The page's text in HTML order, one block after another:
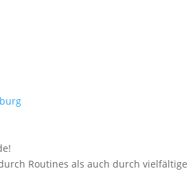
Routines als auch durch vielfältige